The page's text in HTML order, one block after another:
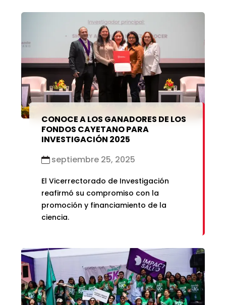
CONOCE A LOS GANADORES DE LOS
FONDOS CAYETANO PARA
INVESTIGACIÓN 2025
septiembre 25, 2025
El Vicerrectorado de Investigación
reafirmó su compromiso con la
promoción y financiamiento de la
ciencia.